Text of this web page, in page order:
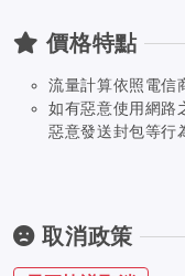
價格特點
流量計算依照電信
如有惡意使用網路
惡意發送封包等行
取消政策